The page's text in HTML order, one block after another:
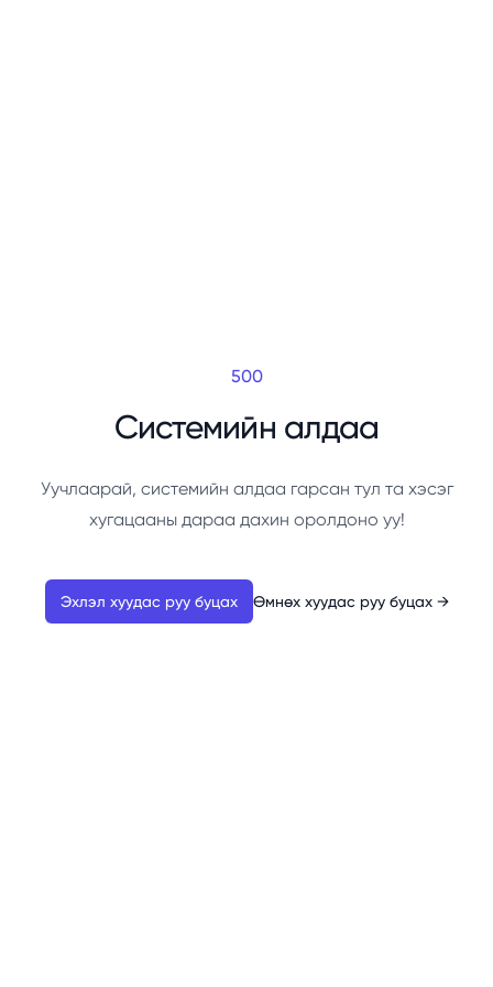
500
Системийн алдаа
Уучлаарай, системийн алдаа гарсан тул та хэсэг
хугацааны дараа дахин оролдоно уу!
Эхлэл хуудас руу буцах Өмнөх хуудас руу буцах →